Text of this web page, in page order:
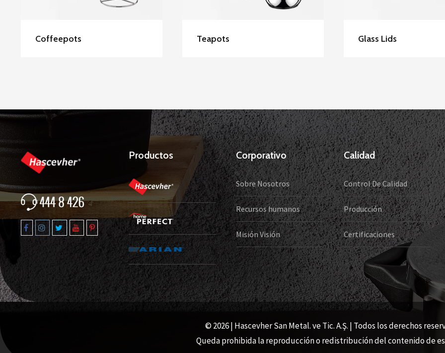
Coffeepots Teapots Glass Lids
Productos Corporativo
Sobre Nosotros
Recursos humanos
Misión Visión
Calidad
Control De Calidad
Producción
Certificaciones
© 2026 | Hascevher San Metal. ve Tic. A.Ş. | Todos los derechos
Queda prohibida la reproducción o redistribución del contenido de